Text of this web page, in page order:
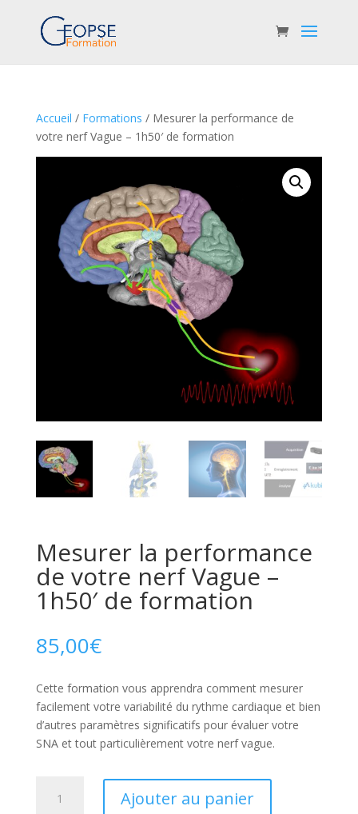
Accueil / Formations / Mesurer la performance de
votre nerf Vague – 1h50′ de formation
Mesurer la performance
de votre nerf Vague –
1h50′ de formation
85,00€
Cette formation vous apprendra comment mesurer
facilement votre variabilité du rythme cardiaque et bien
d’autres paramètres significatifs pour évaluer votre
SNA et tout particulièrement votre nerf vague.
Ajouter au panier